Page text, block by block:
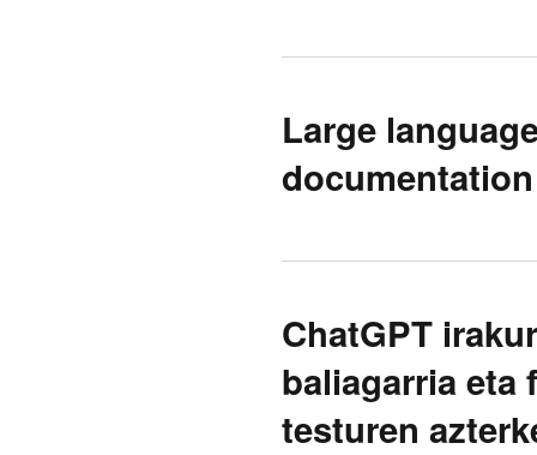
Large
ChatGPT
baliagarria eta
testuren